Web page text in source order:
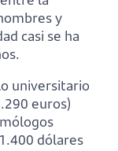
y
casi se ha
universitario
euros)
dólares